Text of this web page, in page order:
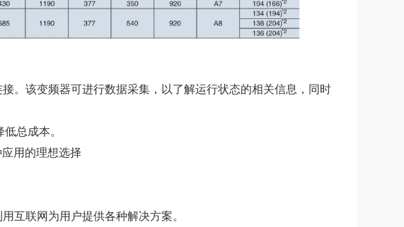
。该变频器可进行数据采集，以了解运行状态的相关信息，同时
总成本。
用的理想选择
互联网为用户提供各种解决方案。